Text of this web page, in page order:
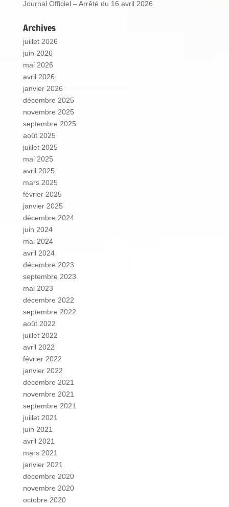
Journal Officiel – Arrêté du 16 avril 2026
Archives
juillet 2026
juin 2026
mai 2026
avril 2026
janvier 2026
décembre 2025
novembre 2025
septembre 2025
août 2025
juillet 2025
mai 2025
avril 2025
mars 2025
février 2025
janvier 2025
décembre 2024
juin 2024
mai 2024
avril 2024
décembre 2023
septembre 2023
mai 2023
décembre 2022
septembre 2022
août 2022
juillet 2022
avril 2022
février 2022
janvier 2022
décembre 2021
novembre 2021
septembre 2021
juillet 2021
juin 2021
avril 2021
mars 2021
janvier 2021
décembre 2020
novembre 2020
octobre 2020